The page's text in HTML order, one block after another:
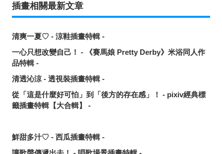
插畫相關最新文章
清爽一夏♡ - 涼鞋插畫特輯 -
一心只想改變自己！ - 《賽馬娘 Pretty Derby》米浴同人作
品特輯 -
清透沁涼 - 透視裝插畫特輯 -
從「這是什麼好可怕」到「後方的存在感」！ - pixiv經典標
籤插畫特輯【大合輯】 -
鮮甜多汁♡ - 西瓜插畫特輯 -